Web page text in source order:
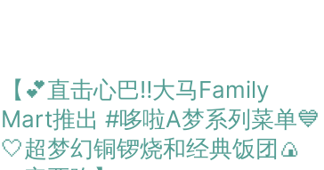
【💕直击心巴‼️大马Family
Mart推出 #哆啦A梦系列菜单💙
🤍超梦幻铜锣烧和经典饭团🍙